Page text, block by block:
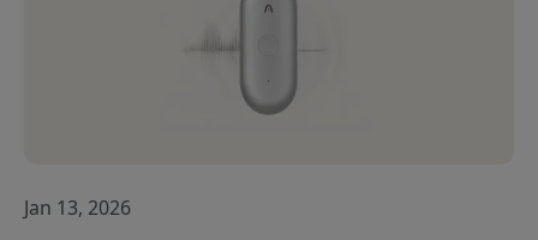
Jan 13, 2026